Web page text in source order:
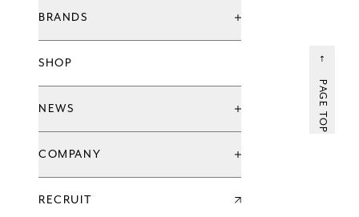
BRANDS
ブランド一覧
グローバル治療院ブランド
てもみんブランド
ウェルネススタジオ
SHOP
NEWS
お知らせ
キャンペーン
新店情報
COMPANY
会社情報一覧
企業理念
RECRUIT
PAGE TOP